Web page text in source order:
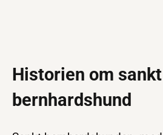
Historien om sankt
bernhardshund